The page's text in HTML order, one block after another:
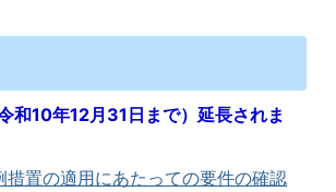
和10年12月31日まで）延長されま
置の適用にあたっての要件の確認